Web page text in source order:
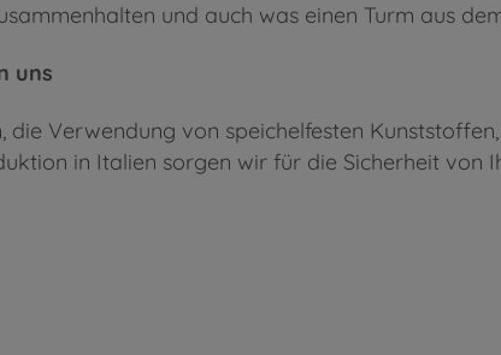
und auch was einen Turm aus
uns
Verwendung von speichelfesten
in Italien sorgen wir für die Sicherheit von